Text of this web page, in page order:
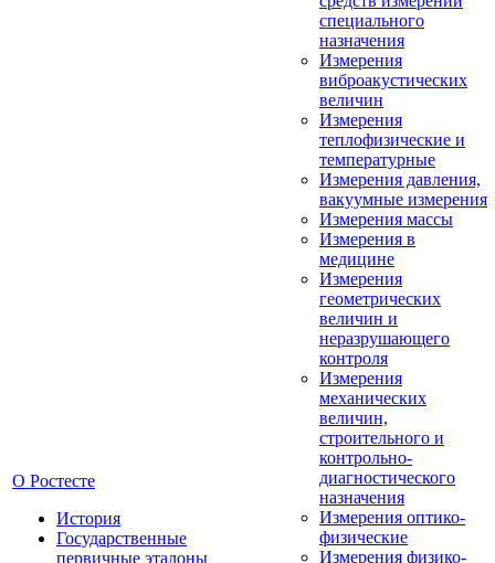
О Ростесте
История
Государственные
первичные эталоны
специального
назначения
Измерения
виброакустических
величин
Измерения
теплофизические и
температурные
Измерения давления,
вакуумные измерения
Измерения массы
Измерения в
медицине
Измерения
геометрических
величин и
неразрушающего
контроля
Измерения
механических
величин,
строительного и
контрольно-
диагностического
назначения
Измерения оптико-
физические
Измерения физико-